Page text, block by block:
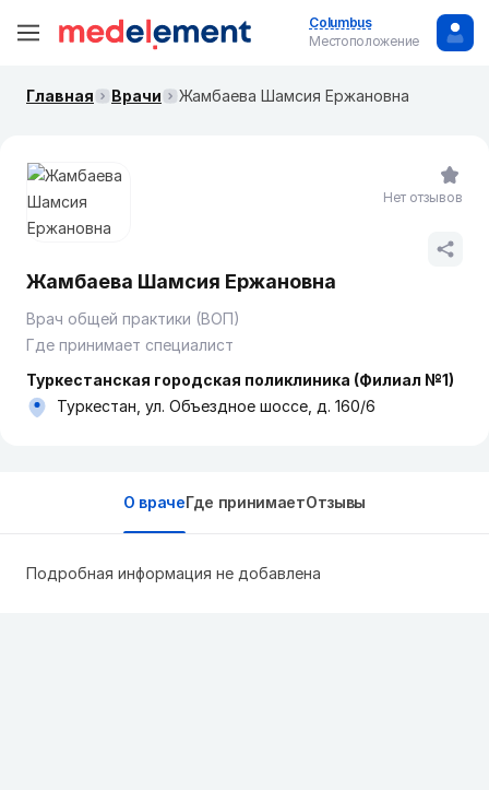
Columbus
Местоположение
Главная Врачи Жамбаева Шамсия Ержановна
Жамбаева Шамсия Ержановна
Врач общей практики (ВОП)
Где принимает специалист
Туркестанская городская поликлиника (Филиал №1)
Туркестан, ул. Объездное шоссе, д. 160/6
Нет отзывов
О врачеГде принимаетОтзывы
Подробная информация не добавлена